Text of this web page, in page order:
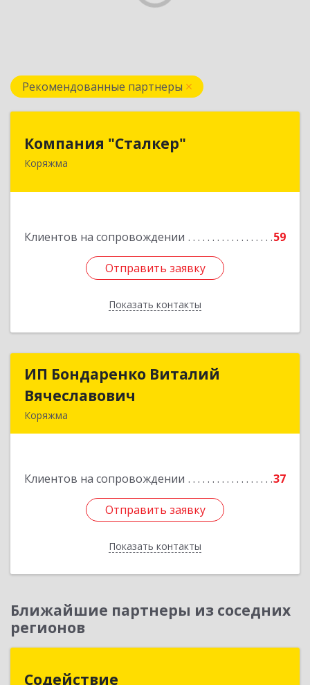
Рекомендованные партнеры
Компания "Сталкер"
Коряжма
Клиентов на сопровождении 59
Отправить заявку
Показать контакты
Отправить заявку
Назад
ИП Бондаренко Виталий
Вячеславович
Коряжма
Клиентов на сопровождении 37
Отправить заявку
Показать контакты
ИП Бондаренко Виталий
Подробнее
Отправить заявку
Назад
Ближайшие партнеры из соседних
регионов
Содействие